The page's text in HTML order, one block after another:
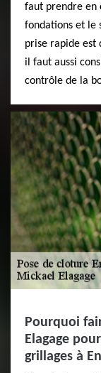
faut prendre en
fondations et le
prise rapide est
il faut aussi
contrôle de la
Pourquoi
Elagage
grillages à